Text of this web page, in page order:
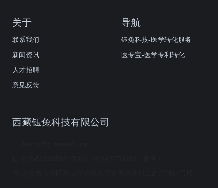
关于
联系我们
新闻资讯
人才招聘
意见反馈
导航
钰兔科技-医学转化服务
医专宝-医学专利转化
西藏钰兔科技有限公司